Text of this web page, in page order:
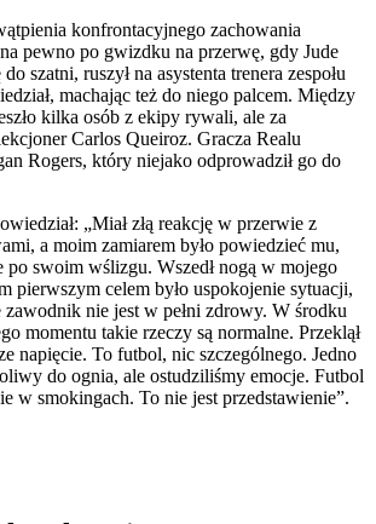
konfrontacyjnego zachowania
pewno po gwizdku na przerwę, gdy Jude
szatni, ruszył na asystenta trenera zespołu
machając też do niego palcem. Między
kilka osób z ekipy rywali, ale za
Carlos Queiroz. Gracza Realu
Rogers, który niejako odprowadził go do
„Miał złą reakcję w przerwie z
a moim zamiarem było powiedzieć mu,
po swoim wślizgu. Wszedł nogą w mojego
pierwszym celem było uspokojenie sytuacji,
zawodnik nie jest w pełni zdrowy. W środku
momentu takie rzeczy są normalne. Przeklął
napięcie. To futbol, nic szczególnego. Jedno
do ognia, ale ostudziliśmy emocje. Futbol
w smokingach. To nie jest przedstawienie”.